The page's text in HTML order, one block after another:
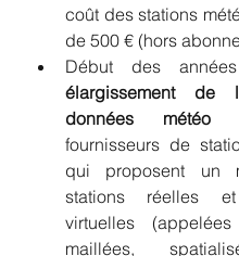
coût des stations
de 500 € (hors
élargissement de
données météo
fournisseurs de
qui proposent un
stations réelles
virtuelles
maillées,